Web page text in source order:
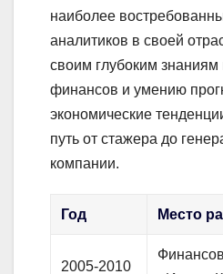
наиболее
аналитиков в своей
своим глубоким знаниям
финансов и умению
экономические
путь от стажера до
компании.
Год Место
2005-2010